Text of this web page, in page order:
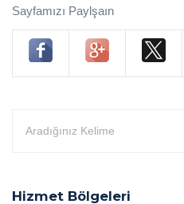
Sayfamızı Paylşaın
Hizmet Bölgeleri